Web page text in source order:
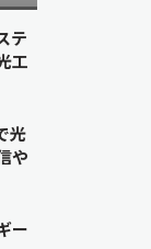
テ
工
光
や
ー